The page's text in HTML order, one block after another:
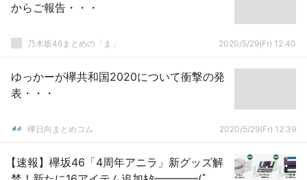
からご報告・・・
乃木坂46まとめの「ま」 2020/5/29(Fr) 12:40
ゆっかーが欅共和国2020について衝撃の発
表・・・
欅日向まとめコム 2020/5/29(Fr) 12:39
【速報】欅坂46「4周年アニラ」新グッズ解